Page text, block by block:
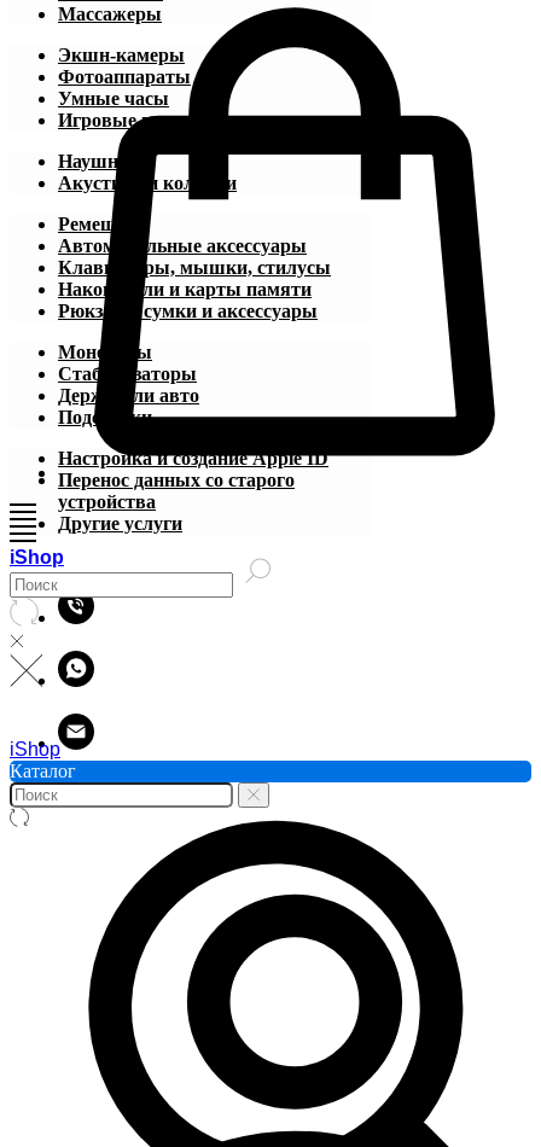
iShop
Массажеры
Экшн-камеры
Фотоаппараты
Умные часы
Игровые приставки
Наушники
Акустика и колонки
Ремешки
Автомобильные аксессуары
Клавиатуры, мышки, стилусы
Накопители и карты памяти
Рюкзаки, сумки и аксессуары
Моноподы
Стабилизаторы
Держатели авто
Подставки
Настройка и создание Apple ID
Перенос данных со старого
устройства
Другие услуги
iShop
Каталог